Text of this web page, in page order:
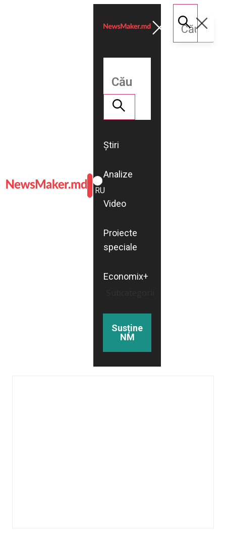
ROMÂNĂ
RU
Știri
Analize
Video
Proiecte
speciale
Economix+
Susține
NM